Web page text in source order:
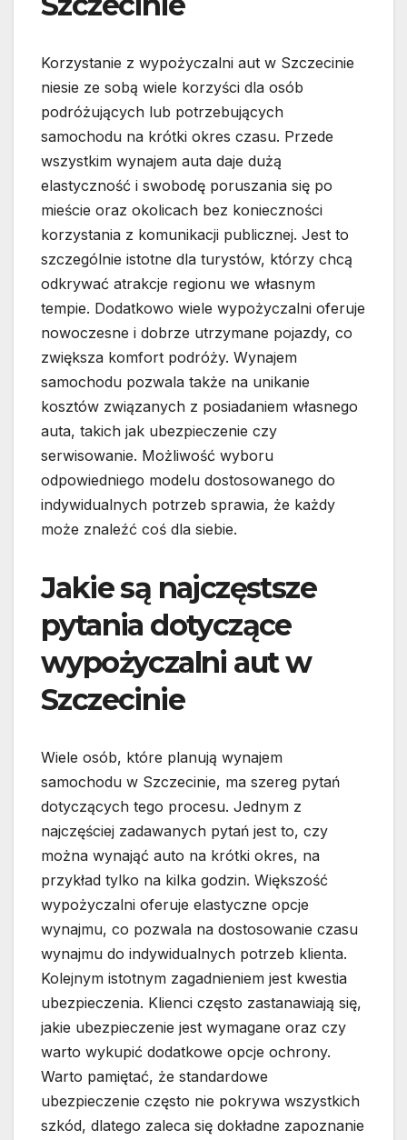
Korzystanie z wypożyczalni aut w Szczecinie
niesie ze sobą wiele korzyści dla osób
podróżujących lub potrzebujących
samochodu na krótki okres czasu. Przede
wszystkim wynajem auta daje dużą
elastyczność i swobodę poruszania się po
mieście oraz okolicach bez konieczności
korzystania z komunikacji publicznej. Jest to
szczególnie istotne dla turystów, którzy chcą
odkrywać atrakcje regionu we własnym
tempie. Dodatkowo wiele wypożyczalni oferuje
nowoczesne i dobrze utrzymane pojazdy, co
zwiększa komfort podróży. Wynajem
samochodu pozwala także na unikanie
kosztów związanych z posiadaniem własnego
auta, takich jak ubezpieczenie czy
serwisowanie. Możliwość wyboru
odpowiedniego modelu dostosowanego do
indywidualnych potrzeb sprawia, że każdy
może znaleźć coś dla siebie.
Jakie są najczęstsze
pytania dotyczące
wypożyczalni aut w
Szczecinie
Wiele osób, które planują wynajem
samochodu w Szczecinie, ma szereg pytań
dotyczących tego procesu. Jednym z
najczęściej zadawanych pytań jest to, czy
można wynająć auto na krótki okres, na
przykład tylko na kilka godzin. Większość
wypożyczalni oferuje elastyczne opcje
wynajmu, co pozwala na dostosowanie czasu
wynajmu do indywidualnych potrzeb klienta.
Kolejnym istotnym zagadnieniem jest kwestia
ubezpieczenia. Klienci często zastanawiają się,
jakie ubezpieczenie jest wymagane oraz czy
warto wykupić dodatkowe opcje ochrony.
Warto pamiętać, że standardowe
ubezpieczenie często nie pokrywa wszystkich
szkód, dlatego zaleca się dokładne zapoznanie